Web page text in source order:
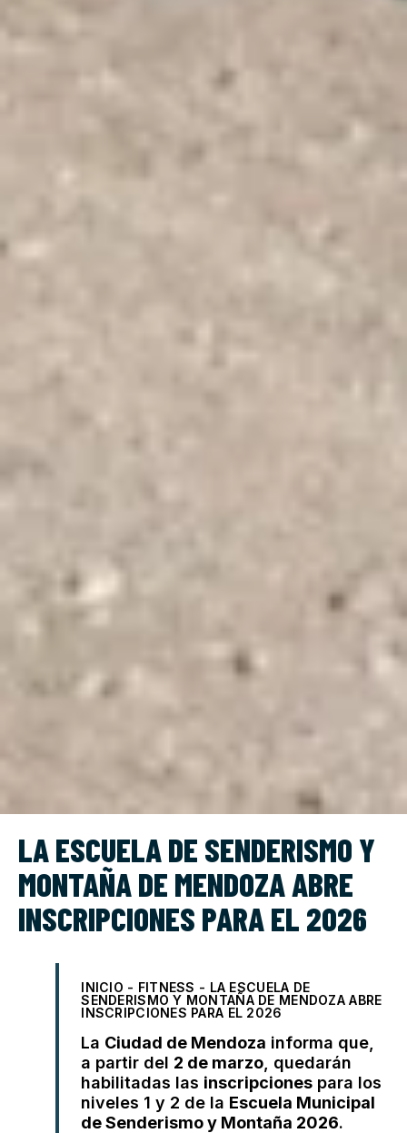
LA ESCUELA DE SENDERISMO Y
MONTAÑA DE MENDOZA ABRE
INSCRIPCIONES PARA EL 2026
INICIO - FITNESS - LA ESCUELA DE
SENDERISMO Y MONTAÑA DE MENDOZA ABRE
INSCRIPCIONES PARA EL 2026
La Ciudad de Mendoza informa que,
a partir del 2 de marzo , quedarán
habilitadas las inscripciones para los
niveles 1 y 2 de la Escuela Municipal
de Senderismo y Montaña 2026.